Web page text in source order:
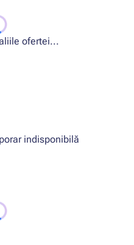
ofertei...
indisponibilă